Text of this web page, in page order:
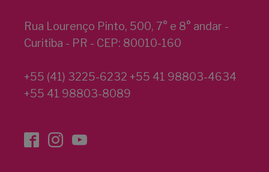
Rua Lourenço Pinto, 500, 7° e 8° andar -
Curitiba - PR - CEP: 80010-160
+55 (41) 3225-6232 +55 41 98803-4634
+55 41 98803-8089